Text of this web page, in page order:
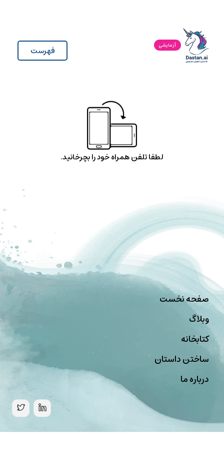
آزمایشی فهرست
لطفا تلفن همراه خود را بچرخانید.
صفحه نخست
وبلاگ
کتابخانه
ساختن داستان
درباره ما